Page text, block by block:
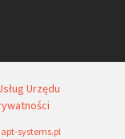
Urzędu
systems.pl